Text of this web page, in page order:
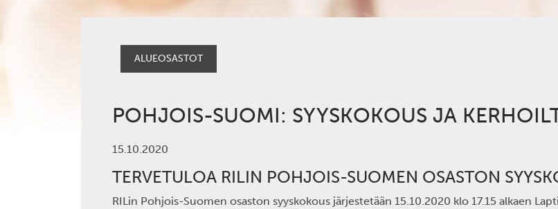
ALUEOSASTOT
POHJOIS-SUOMI: SYYSKOKOUS JA
15.10.2020
TERVETULOA RILIN POHJOIS-SUOMEN OSASTON
RILin Pohjois-Suomen osaston syyskokous järjestetään 15.10.2020 klo 17.15 alkaen